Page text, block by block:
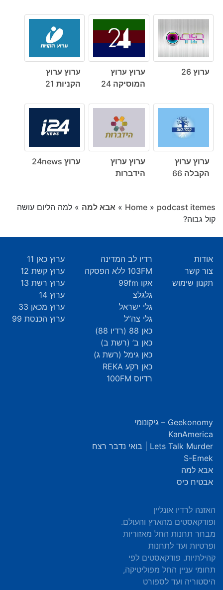
ערוץ 26
ערוץ ערוץ
המוסיקה 24
ערוץ ערוץ
הקניות 21
ערוץ ערוץ
הקבלה 66
ערוץ ערוץ
הידברות
ערוץ 24news
Home » podcast itemes
» אבא למה » למה הליום עושה
קול גבוה?
אודות
צור קשר
תקנון שימוש
רדיו לב המדינה
103FM ללא הפסקה
אקו 99fm
גלגלצ
גלי ישראל
גלי צה”ל
כאן 88 (רדיו 88)
כאן ב’ (רשת ב)
כאן גימל (רשת ג)
כאן רקע REKA
רדיוס 100FM
ערוץ כאן 11
ערוץ קשת 12
ערוץ רשת 13
ערוץ 14
ערוץ מכאן 33
ערוץ הכנסת 99
Geekonomy – גיקונומי
KanAmerica
Lets Talk Murder | בואי נדבר רצח
S-Emek
אבא למה
אבטיח כיס
האזנה לרדיו אונליין
ופודקאסטים מהארץ והעולם.
מבחר תחנות החל מאזוריות
ופרטיות ועד לתחנות
קהילתיות. פודקאסטים לפי
תחומי עניין החל מפוליטיקה,
היסטוריה ועד לספורט